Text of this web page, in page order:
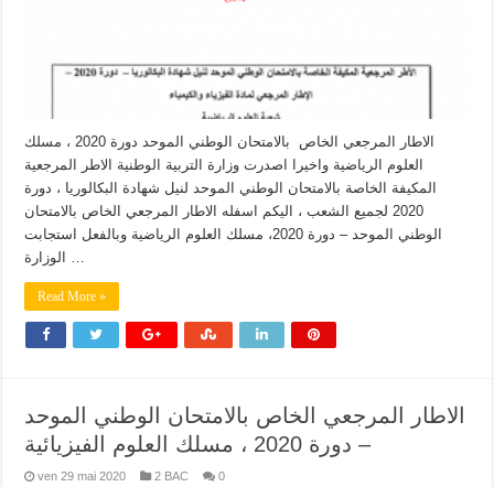
الاطار المرجعي الخاص بالامتحان الوطني الموحد دورة 2020 ، مسلك
العلوم الرياضية واخيرا اصدرت وزارة التربية الوطنية الاطر المرجعية
المكيفة الخاصة بالامتحان الوطني الموحد لنيل شهادة البكالوريا ، دورة
2020 لجميع الشعب ، اليكم اسفله الاطار المرجعي الخاص بالامتحان
الوطني الموحد – دورة 2020، مسلك العلوم الرياضية وبالفعل استجابت
الوزارة …
Read More »
الاطار المرجعي الخاص بالامتحان الوطني الموحد
– دورة 2020 ، مسلك العلوم الفيزيائية
ven 29 mai 2020 2 BAC 0